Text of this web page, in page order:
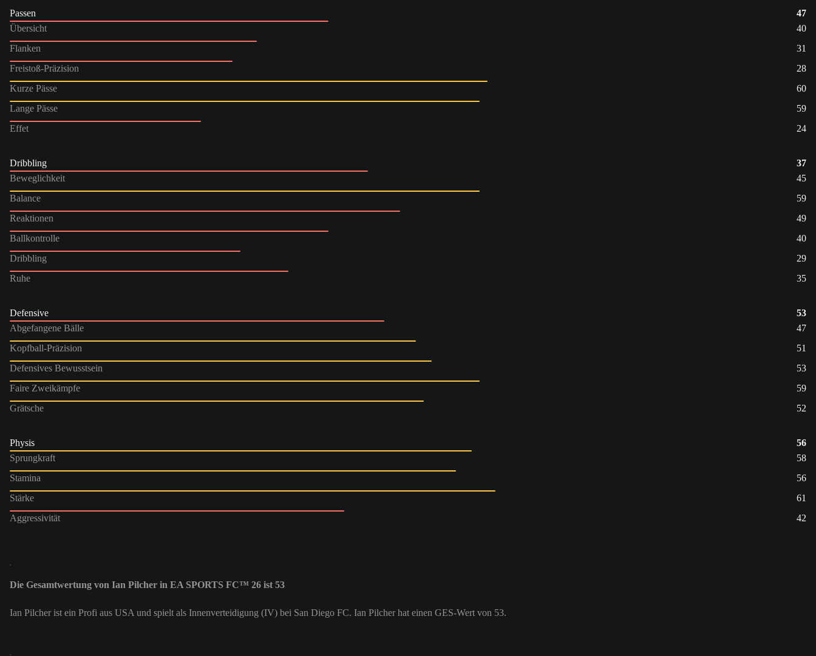
Passen
47
Übersicht
40
Flanken
31
Freistoß-Präzision
28
Kurze Pässe
60
Lange Pässe
59
Effet
24
Dribbling
37
Beweglichkeit
45
Balance
59
Reaktionen
49
Ballkontrolle
40
Dribbling
29
Ruhe
35
Defensive
53
Abgefangene Bälle
47
Kopfball-Präzision
51
Defensives Bewusstsein
53
Faire Zweikämpfe
59
Grätsche
52
Physis
56
Sprungkraft
58
Stamina
56
Stärke
61
Aggressivität
42
Die Gesamtwertung von Ian Pilcher in EA SPORTS FC™ 26 ist 53
Ian Pilcher ist ein Profi aus USA und spielt als Innenverteidigung (IV) bei San Diego FC. Ian Pilcher hat einen GES-Wert von 53.